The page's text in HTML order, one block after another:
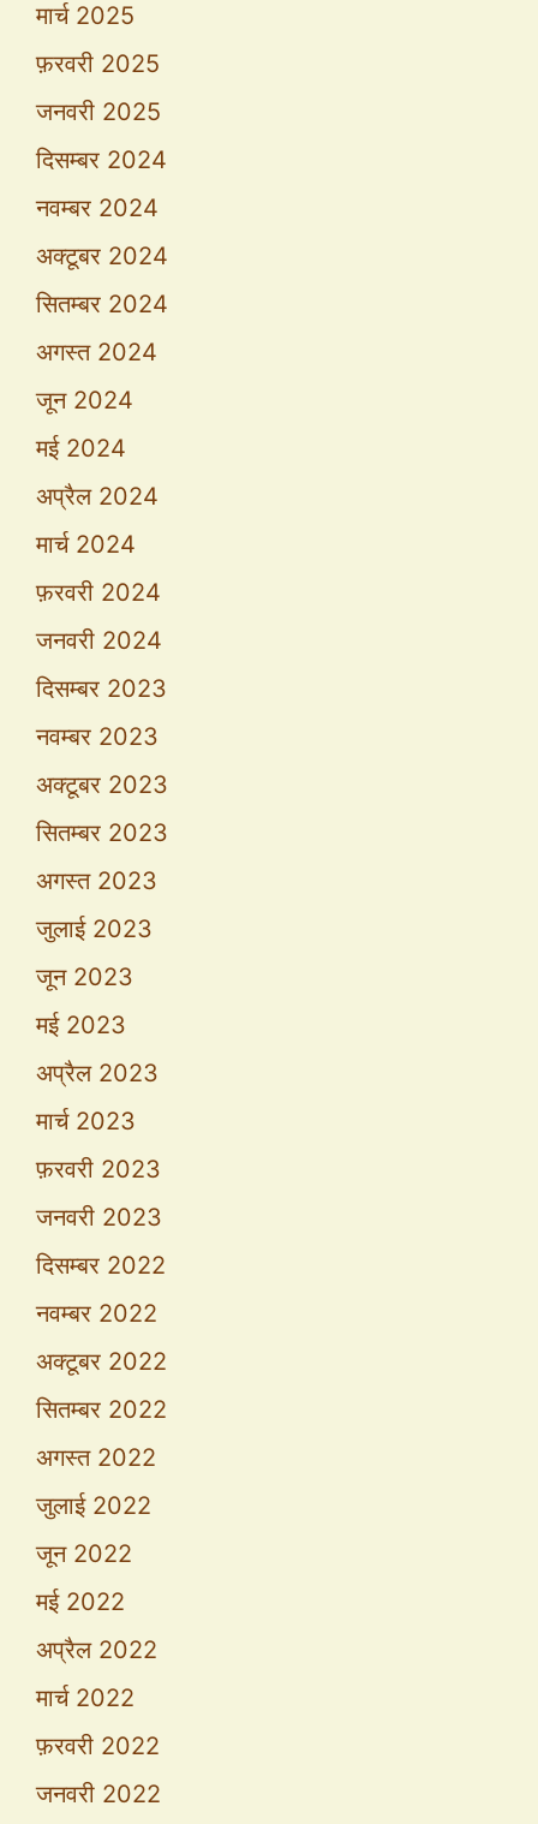
मार्च 2025
फ़रवरी 2025
जनवरी 2025
दिसम्बर 2024
नवम्बर 2024
अक्टूबर 2024
सितम्बर 2024
अगस्त 2024
जून 2024
मई 2024
अप्रैल 2024
मार्च 2024
फ़रवरी 2024
जनवरी 2024
दिसम्बर 2023
नवम्बर 2023
अक्टूबर 2023
सितम्बर 2023
अगस्त 2023
जुलाई 2023
जून 2023
मई 2023
अप्रैल 2023
मार्च 2023
फ़रवरी 2023
जनवरी 2023
दिसम्बर 2022
नवम्बर 2022
अक्टूबर 2022
सितम्बर 2022
अगस्त 2022
जुलाई 2022
जून 2022
मई 2022
अप्रैल 2022
मार्च 2022
फ़रवरी 2022
जनवरी 2022